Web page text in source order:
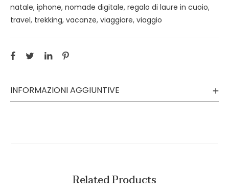
natale, iphone, nomade digitale, regalo di laure in cuoio,
travel, trekking, vacanze, viaggiare, viaggio
INFORMAZIONI AGGIUNTIVE
Related Products